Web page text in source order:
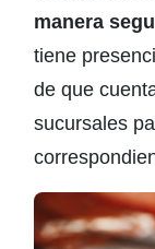
manera
tiene
de que
sucursales